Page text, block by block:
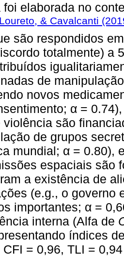
foi elaborada no
& Cavalcanti
são respondidos
totalmente) a
de
novos
α =
violência são
de grupos
mundial; α = 0.80),
espaciais são
a existência de
(e.g., o governo
importantes; α =
interna (Alfa de
índices
CFI = 0,96, TLI =